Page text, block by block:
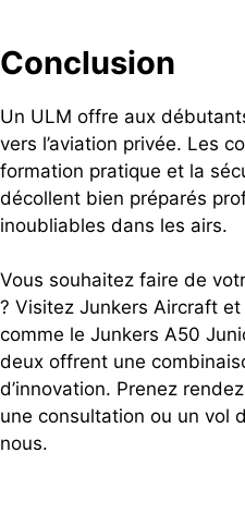
Conclusion
Un ULM offre aux
vers l’aviation privée. Les
formation pratique et la
décollent bien préparés
inoubliables dans les airs.
Vous souhaitez faire de
? Visitez Junkers Aircraft
comme le Junkers A50
deux offrent une
d’innovation. Prenez
une consultation ou un vol
nous.